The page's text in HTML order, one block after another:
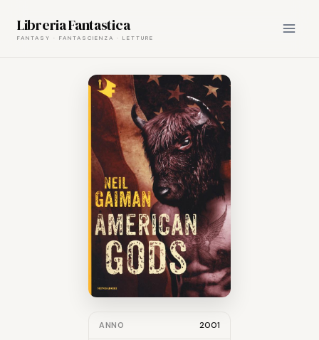
content
Libreria Fantastica
ANNO 2001